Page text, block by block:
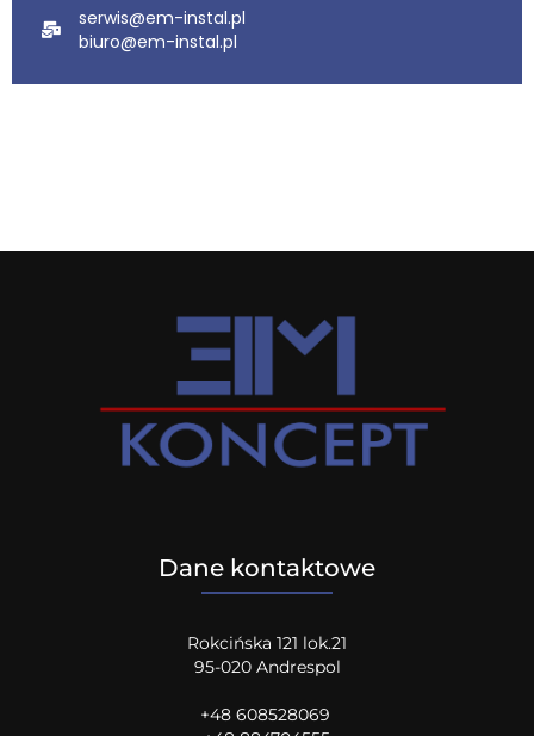
serwis@em-instal.pl
biuro@em-instal.pl
Dane kontaktowe
Rokcińska 121 lok.21
95-020 Andrespol
+48 608528069